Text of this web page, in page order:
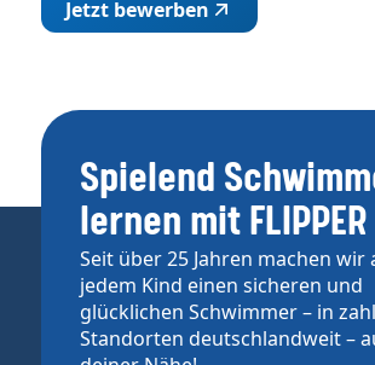
Jetzt bewerben
Spielend
lernen mit FLIPPER
Seit über 25 Jahren machen wir
jedem Kind einen sicheren und
glücklichen Schwimmer – in
Standorten deutschlandweit –